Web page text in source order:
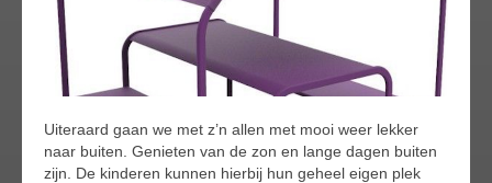
Uiteraard gaan we met z’n allen met mooi weer lekker
naar buiten. Genieten van de zon en lange dagen buiten
zijn. De kinderen kunnen hierbij hun geheel eigen plek